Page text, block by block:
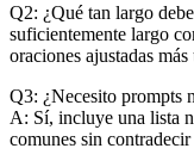
Q2: ¿Qué tan largo
suficientemente largo
oraciones ajustadas
Q3: ¿Necesito prompts
A: Sí, incluye una lista
comunes sin